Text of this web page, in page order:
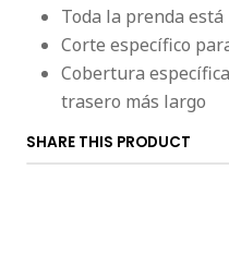
Toda la prenda
Corte específico
Cobertura
trasero más largo
SHARE THIS PRODUCT